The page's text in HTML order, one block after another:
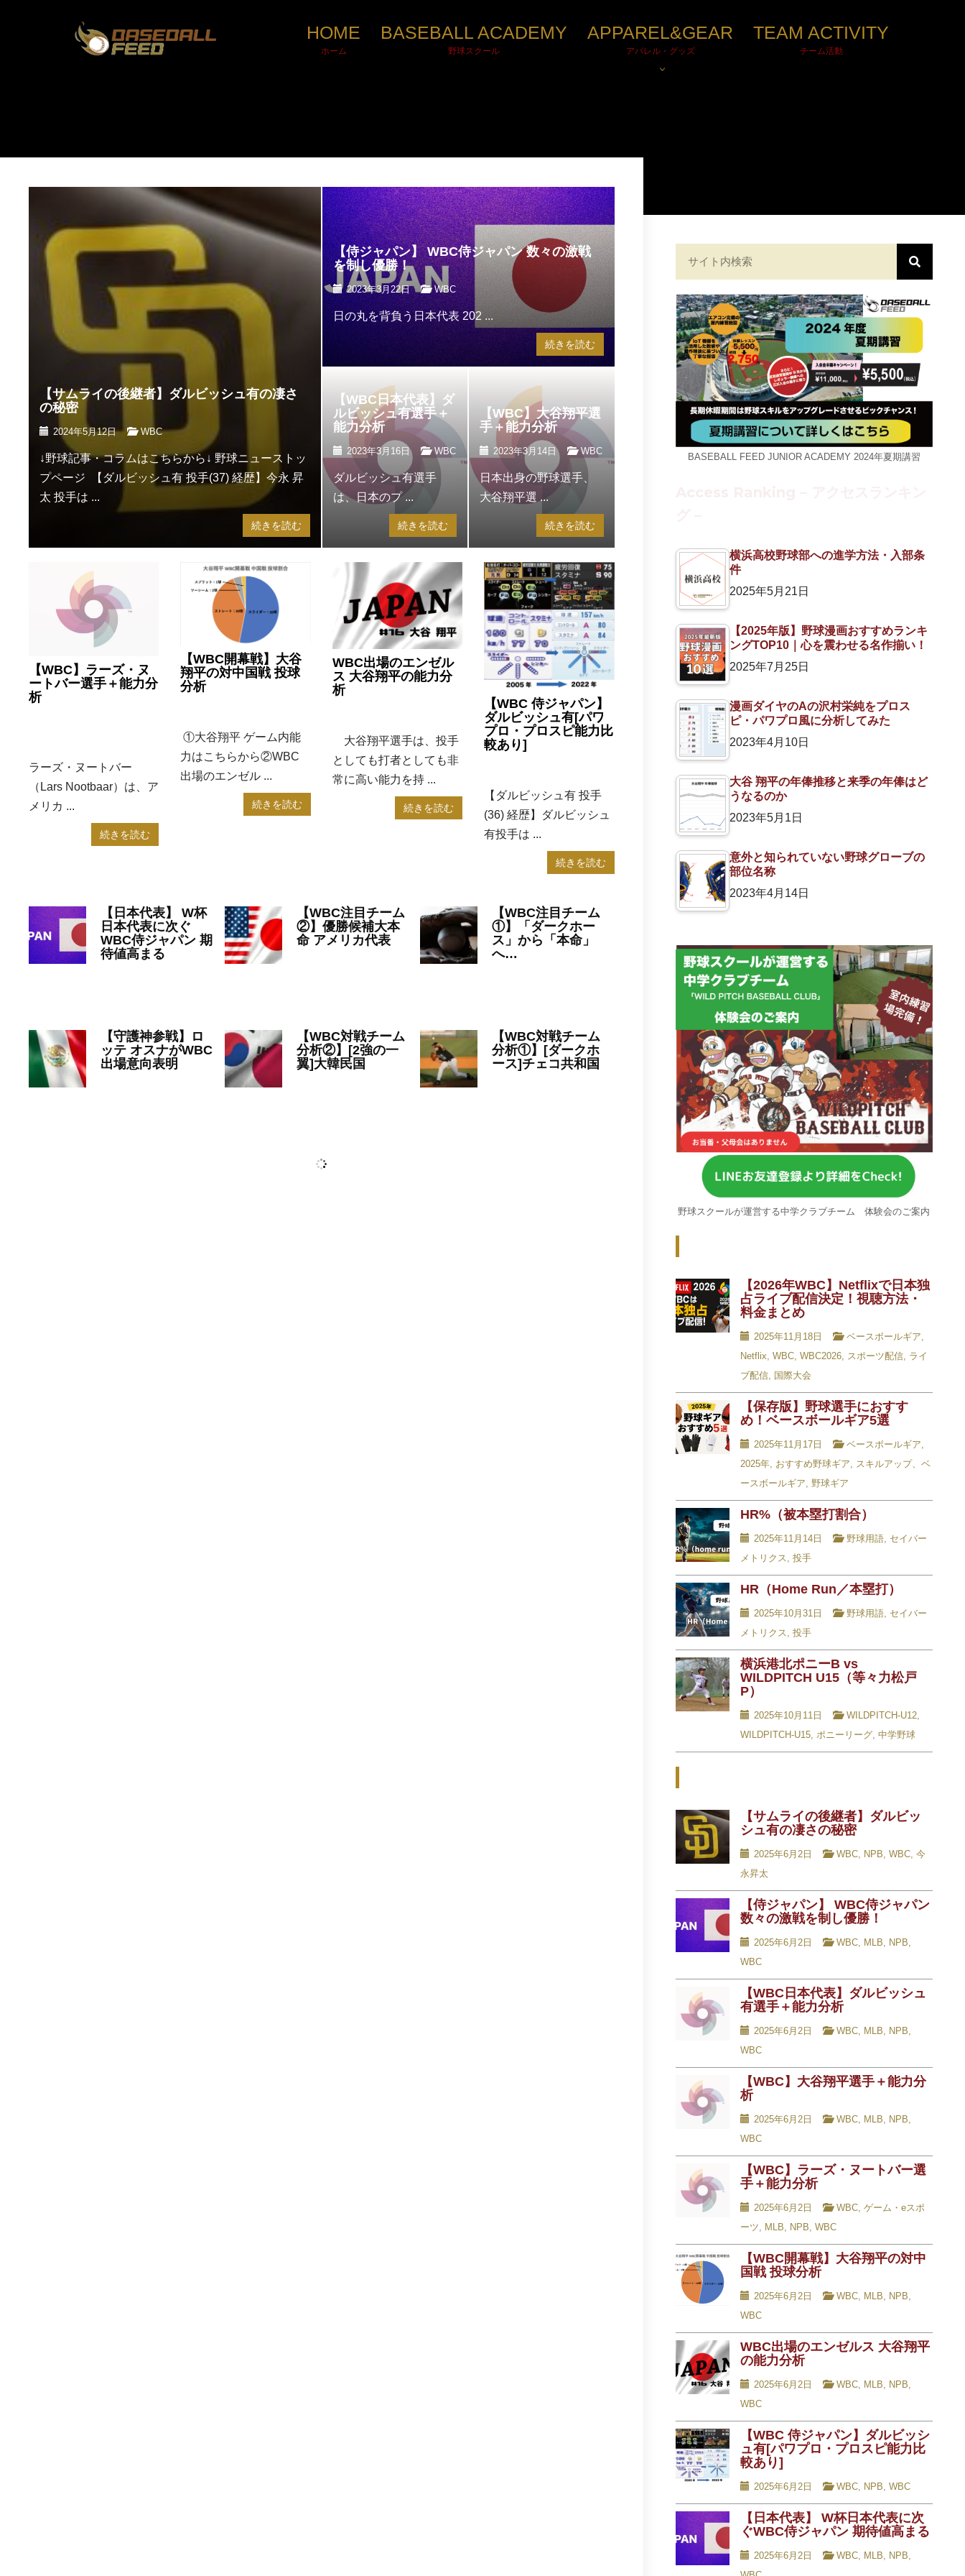
ス
HOME
ホーム
BASEBALL ACADEMY
野球スクール
APPAREL&GEAR
アパレル・グッズ
TEAM ACTIVITY
チーム活動
【サムライの後継者】ダルビッシュ有の凄さ
の秘密
2024年5月12日 WBC
↓野球記事・コラムはこちらから↓ 野球ニューストッ
プページ 【ダルビッシュ有 投手(37) 経歴】今永 昇
太 投手は ...
続きを読む
【侍ジャパン】 WBC侍ジャパン 数々の激戦
を制し優勝！
2023年3月22日 WBC
日の丸を背負う日本代表 202 ...
続きを読む
【WBC日本代表】ダ
ルビッシュ有選手＋
能力分析
2023年3月16日 WBC
ダルビッシュ有選手
は、日本のプ ...
続きを読む
【WBC】大谷翔平選
手＋能力分析
2023年3月14日 WBC
日本出身の野球選手、
大谷翔平選 ...
続きを読む
【WBC】ラーズ・ヌ
ートバー選手＋能力分
析
ラーズ・ヌートバー
（Lars Nootbaar）は、ア
メリカ ...
続きを読む
【WBC開幕戦】大谷
翔平の対中国戦 投球
分析
①大谷翔平 ゲーム内能
力はこちらから②WBC
出場のエンゼル ...
続きを読む
WBC出場のエンゼル
ス 大谷翔平の能力分
析
大谷翔平選手は、投手
としても打者としても非
常に高い能力を持 ...
続きを読む
【WBC 侍ジャパン】
ダルビッシュ有[パワ
プロ・プロスピ能力比
較あり]
【ダルビッシュ有 投手
(36) 経歴】ダルビッシュ
有投手は ...
続きを読む
【日本代表】 W杯
日本代表に次ぐ
WBC侍ジャパン 期
待値高まる
【WBC注目チーム
②】優勝候補大本
命 アメリカ代表
【WBC注目チーム
①】「ダークホー
ス」から「本命」
へ…
【守護神参戦】ロ
ッテ オスナがWBC
出場意向表明
【WBC対戦チーム
分析②】[2強の一
翼]大韓民国
【WBC対戦チーム
分析①】[ダークホ
ース]チェコ共和国
BASEBALL FEED JUNIOR ACADEMY 2024年夏期講習
横浜高校野球部への進学方法・入部条
件
2025年5月21日
【2025年版】野球漫画おすすめランキ
ングTOP10｜心を震わせる名作揃い！
2025年7月25日
漫画ダイヤのAの沢村栄純をプロス
ピ・パワプロ風に分析してみた
2023年4月10日
大谷 翔平の年俸推移と来季の年俸はど
うなるのか
2023年5月1日
意外と知られていない野球グローブの
部位名称
2023年4月14日
野球スクールが運営する中学クラブチーム 体験会のご案内
【2026年WBC】Netflixで日本独
占ライブ配信決定！視聴方法・
料金まとめ
2025年11月18日 ベースボールギア,
Netflix, WBC, WBC2026, スポーツ配信, ライ
ブ配信, 国際大会
【保存版】野球選手におすす
め！ベースボールギア5選
2025年11月17日 ベースボールギア,
2025年, おすすめ野球ギア, スキルアップ、ベ
ースボールギア, 野球ギア
HR%（被本塁打割合）
2025年11月14日 野球用語, セイバー
メトリクス, 投手
HR（Home Run／本塁打）
2025年10月31日 野球用語, セイバー
メトリクス, 投手
横浜港北ポニーB vs
WILDPITCH U15（等々力松戸
P）
2025年10月11日 WILDPITCH-U12,
WILDPITCH-U15, ポニーリーグ, 中学野球
【サムライの後継者】ダルビッ
シュ有の凄さの秘密
2025年6月2日 WBC, NPB, WBC, 今
永昇太
【侍ジャパン】 WBC侍ジャパン
数々の激戦を制し優勝！
2025年6月2日 WBC, MLB, NPB,
WBC
【WBC日本代表】ダルビッシュ
有選手＋能力分析
2025年6月2日 WBC, MLB, NPB,
WBC
【WBC】大谷翔平選手＋能力分
析
2025年6月2日 WBC, MLB, NPB,
WBC
【WBC】ラーズ・ヌートバー選
手＋能力分析
2025年6月2日 WBC, ゲーム・eスポ
ーツ, MLB, NPB, WBC
【WBC開幕戦】大谷翔平の対中
国戦 投球分析
2025年6月2日 WBC, MLB, NPB,
WBC
WBC出場のエンゼルス 大谷翔平
の能力分析
2025年6月2日 WBC, MLB, NPB,
WBC
【WBC 侍ジャパン】ダルビッシ
ュ有[パワプロ・プロスピ能力比
較あり]
2025年6月2日 WBC, NPB, WBC
【日本代表】 W杯日本代表に次
ぐWBC侍ジャパン 期待値高まる
2025年6月2日 WBC, MLB, NPB,